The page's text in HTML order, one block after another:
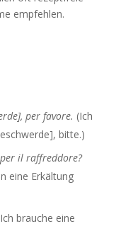
empfehlen.
per favore. (Ich
bitte.)
il raffreddore?
eine Erkältung
brauche eine